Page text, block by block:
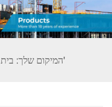
המיקום שלך: ביתמערכת פיגומים קוויקסטייג'